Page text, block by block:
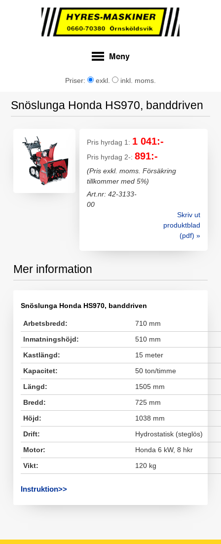
Priser: exkl. inkl. moms.
Snöslunga Honda HS970, banddriven
Pris hyrdag 1: 1 041:-
Pris hyrdag 2-:891:-
(Pris exkl. moms. Försäkring
tillkommer med 5%)
Art.nr: 42-3133-
00
Skriv ut
produktblad
(pdf) »
Mer information
Snöslunga Honda HS970, banddriven
Arbetsbredd:
710 mm
Inmatningshöjd:
510 mm
Kastlängd:
15 meter
Kapacitet:
50 ton/timme
Längd:
1505 mm
Bredd:
725 mm
Höjd:
1038 mm
Drift:
Hydrostatisk (steglös)
Motor:
Honda 6 kW, 8 hkr
Vikt:
120 kg
Instruktion>>